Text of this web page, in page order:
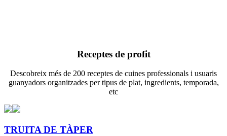
Receptes de profit
Descobreix més de 200 receptes de cuines professionals i usuaris
guanyadors organitzades per tipus de plat, ingredients, temporada,
etc
TRUITA DE TÀPER